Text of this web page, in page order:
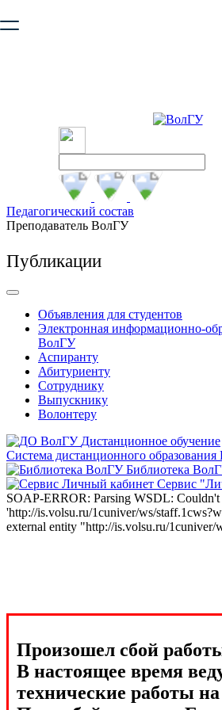
безопасную работу с сайтом.
Педагогический состав
Преподаватель ВолГУ
Публикации
Объявления для студентов
Электронная информационно-
ВолГУ
Аспиранту
Абитуриенту
Сотруднику
Выпускнику
Волонтеру
Дистанционное обучение
Система дистанционного
Библиотека
Сервис
SOAP-ERROR: Parsing WSDL:
'http://is.volsu.ru/1cuniver/ws/
external entity "http://is.volsu.ru/1cuniver/
Произошел сбой
В настоящее время
технические работы на